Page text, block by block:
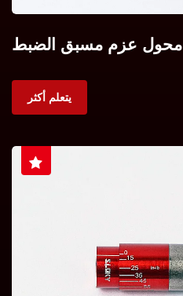
محول عزم مسبق الضبط
يتعلم أكثر